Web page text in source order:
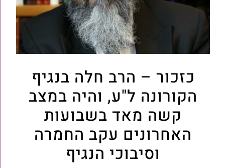
כזכור – הרב חלה בנגיף
הקורונה ל"ע, והיה במצב
קשה מאד בשבועות
האחרונים עקב החמרה
וסיבוכי הנגיף